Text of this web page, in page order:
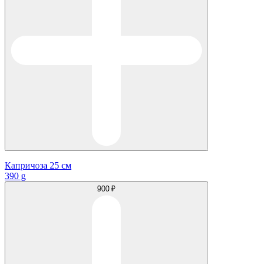
Капричоза 25 см
390 g
900 ₽